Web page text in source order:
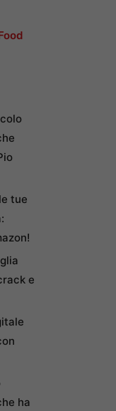
tue
e
ha